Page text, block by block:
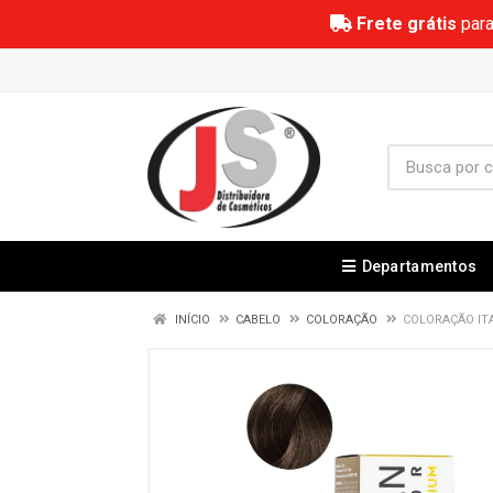
Frete grátis
Departamentos
INÍCIO CABELO COLORAÇÃO COLORAÇÃO